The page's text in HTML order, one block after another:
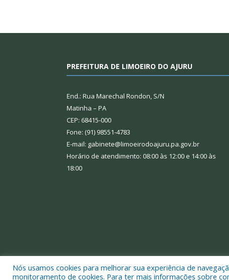
PREFEITURA DE LIMOEIRO DO AJURU
End.: Rua Marechal Rondon, S/N
Matinha – PA
CEP: 68415-000
Fone: (91) 98551-4783
E-mail: gabinete@limoeirodoajuru.pa.gov.br
Horário de atendimento: 08:00 às 12:00 e 14:00 às
18:00
Todos os direitos reservados a Prefeitura Municipal
Nós usamos cookies para melhorar sua experiência de
monitoramento de cookies. Para ter mais informações sobre